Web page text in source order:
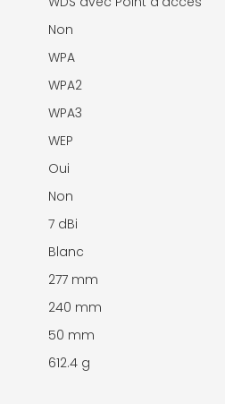
Non
WPA
WPA2
WPA3
WEP
Oui
Non
7 dBi
Blanc
277 mm
240 mm
50 mm
612.4 g